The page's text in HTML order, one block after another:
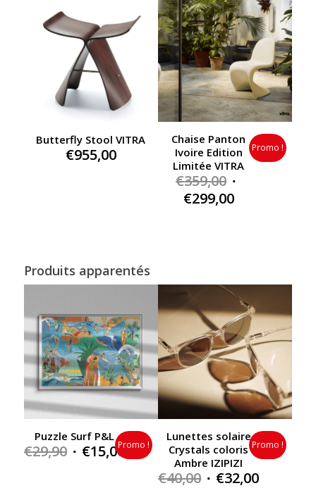
€290,00.
Butterfly Stool VITRA
€955,00
Chaise Panton
Ivoire Edition
Limitée VITRA
€359,00 Original
price
€299,00Current
Promo !
Produits apparentés
Puzzle Surf P&L
€29,90 Original
€15,00Current
Promo !
Lunettes solaire
Crystals coloris
Ambre IZIPIZI
€40,00 Original
€32,00Current
Promo !